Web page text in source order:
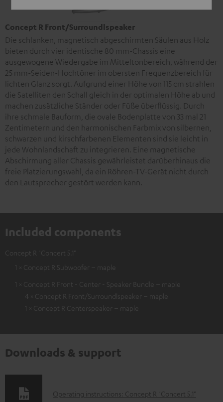
Concept R Front/Surroundlspeaker
Die schlanken, magnetisch abgeschirmten Säulen aus Holz
bieten durch vier identische 80 mm-Chassis eine
ausgewogene Wiedergabe im Mitteltonbereich, während der
25 mm-Seiden-Hochtöner im obersten Frequenzbereich für
lichten Glanz sorgt. Aufgrund einer Höhe von 115 cm strahlen
die Satelliten den Schall gleich in der optimalen Höhe ab und
machen zusätzliche Ständer oder Füße überflüssig. Durch
ihre schmale Bauform, die ovale Bodenplatte von 33 mal 21
Zentimetern und den harmonischen Farbmix von silbernen,
schwarzen und kirschfarbenen Elementen sind sie leicht in
jede Wohnlandschaft zu integrieren. Eine magnetische
Abschirmung aller Chassis gewährleistet darüberhinaus die
freie Platzierungswahl, da ein Röhren-TV-Gerät nicht durch
den Lautsprecher gestört werden kann.
Included components
Concept R "Concert 5.1"
1 × Concept R Subwoofer – maple
1 × Concept R Front - Center - Speaker Bundle – maple
4 × Concept R Front/Surroundlspeaker – maple
1 × Concept R Centerspeaker – maple
Downloads & support
D
Operating instructions: Concept R "Concert 5.1"